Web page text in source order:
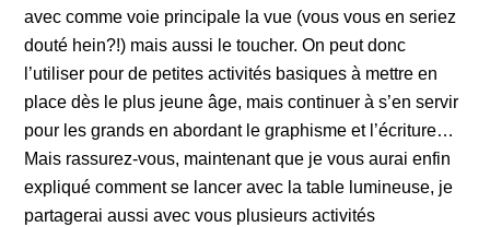
avec comme voie principale la vue (vous vous en seriez
douté hein?!) mais aussi le toucher. On peut donc
l’utiliser pour de petites activités basiques à mettre en
place dès le plus jeune âge, mais continuer à s’en servir
pour les grands en abordant le graphisme et l’écriture…
Mais rassurez-vous, maintenant que je vous aurai enfin
expliqué comment se lancer avec la table lumineuse, je
partagerai aussi avec vous plusieurs activités